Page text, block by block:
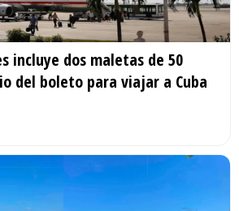
incluye dos maletas de 50
del boleto para viajar a Cuba